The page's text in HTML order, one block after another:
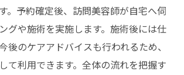
。予約確定後、訪問美容師が自宅へ伺
グや施術を実施します。施術後には仕
後のケアアドバイスも行われるため、
て利用できます。全体の流れを把握す